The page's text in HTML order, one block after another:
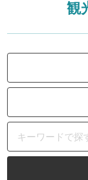
観